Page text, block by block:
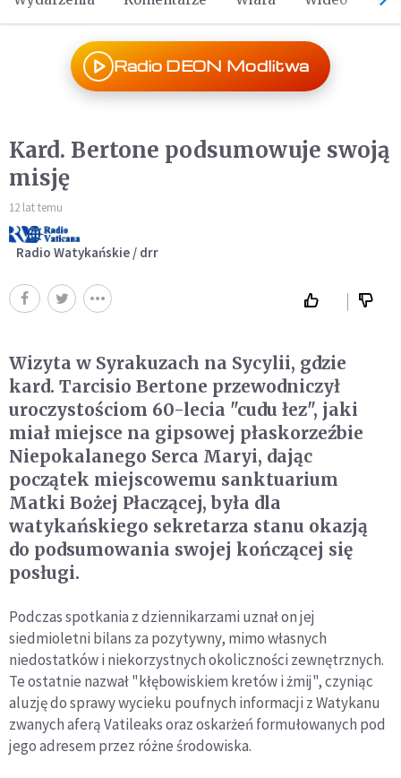
Radio DEON Modlitwa
Kard. Bertone podsumowuje swoją
misję
12 lat temu
Radio Watykańskie / drr
Wizyta w Syrakuzach na Sycylii, gdzie
kard. Tarcisio Bertone przewodniczył
uroczystościom 60-lecia "cudu łez", jaki
miał miejsce na gipsowej płaskorzeźbie
Niepokalanego Serca Maryi, dając
początek miejscowemu sanktuarium
Matki Bożej Płaczącej, była dla
watykańskiego sekretarza stanu okazją
do podsumowania swojej kończącej się
posługi.
Podczas spotkania z dziennikarzami uznał on jej
siedmioletni bilans za pozytywny, mimo własnych
niedostatków i niekorzystnych okoliczności zewnętrznych.
Te ostatnie nazwał "kłębowiskiem kretów i żmij", czyniąc
aluzję do sprawy wycieku poufnych informacji z Watykanu
zwanych aferą Vatileaks oraz oskarżeń formułowanych pod
jego adresem przez różne środowiska.